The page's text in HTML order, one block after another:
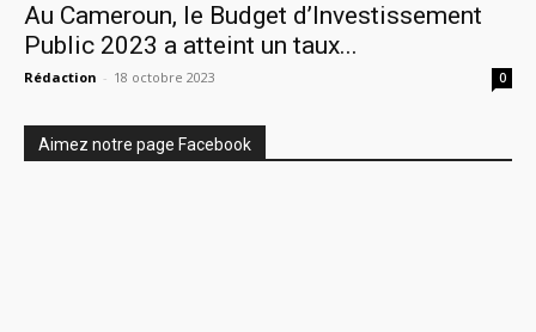
Au Cameroun, le Budget d’Investissement
Public 2023 a atteint un taux...
Rédaction - 18 octobre 2023 0
Aimez notre page Facebook